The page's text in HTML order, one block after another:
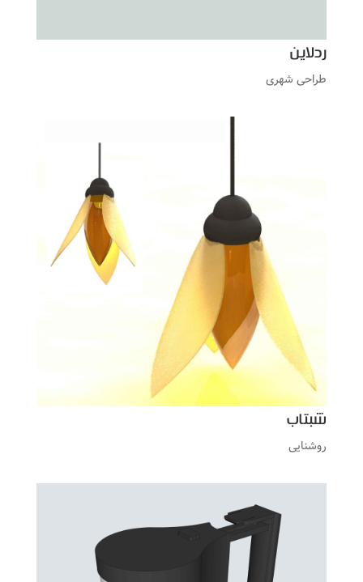
ردلاین
طراحی شهری
شبتاب
روشنایی